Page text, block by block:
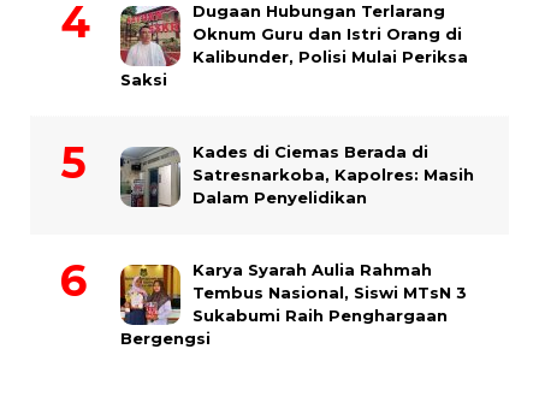
Dugaan Hubungan Terlarang
Oknum Guru dan Istri Orang di
Kalibunder, Polisi Mulai Periksa
Saksi
Kades di Ciemas Berada di
Satresnarkoba, Kapolres: Masih
Dalam Penyelidikan
Karya Syarah Aulia Rahmah
Tembus Nasional, Siswi MTsN 3
Sukabumi Raih Penghargaan
Bergengsi